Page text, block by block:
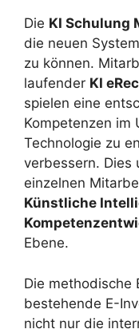
Die KI Schulung
die neuen
zu können.
laufender KI
spielen eine
Kompetenzen im
Technologie zu
verbessern. Dies
einzelnen
Künstliche
Ebene.
Die methodische
bestehende E-
nicht nur die